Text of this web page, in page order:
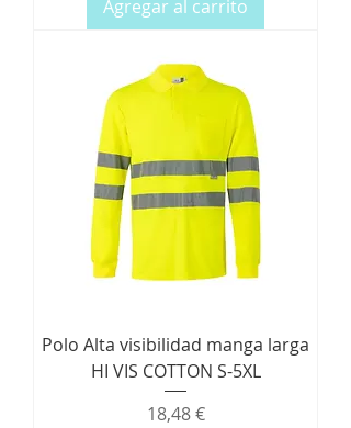
Agregar al carrito
Polo Alta visibilidad manga larga
HI VIS COTTON S-5XL
Precio
18,48 €